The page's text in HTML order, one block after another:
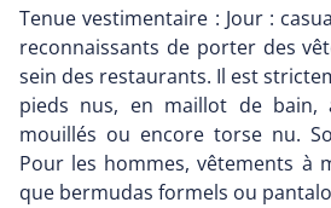
Tenue vestimentaire : Jour :
reconnaissants de porter des
sein des restaurants. Il est
pieds nus, en maillot de bain,
mouillés ou encore torse nu.
Pour les hommes, vêtements à
que bermudas formels ou